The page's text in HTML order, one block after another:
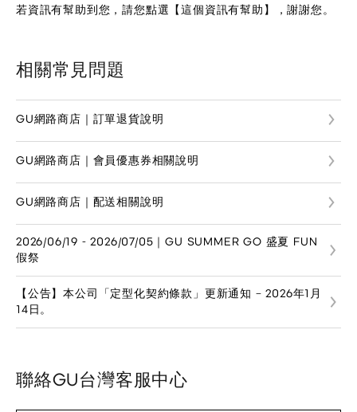
若資訊有幫助到您，請您點選【這個資訊有幫助】，謝謝您。
相關常見問題
GU網路商店｜訂單退貨說明
GU網路商店｜會員優惠券相關說明
GU網路商店｜配送相關說明
2026/06/19 - 2026/07/05｜GU SUMMER GO 盛夏 FUN
假祭
【公告】本公司「定型化契約條款」更新通知 – 2026年1月
14日。
聯絡GU台灣客服中心